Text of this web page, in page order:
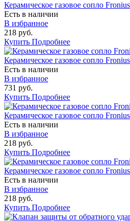
Керамическое газовое сопло
Есть в наличии
В избранное
218 руб.
Купить Подробнее
Керамическое газовое сопло
Есть в наличии
В избранное
731 руб.
Купить Подробнее
Керамическое газовое сопло
Есть в наличии
В избранное
218 руб.
Купить Подробнее
Керамическое газовое сопло
Есть в наличии
В избранное
218 руб.
Купить Подробнее